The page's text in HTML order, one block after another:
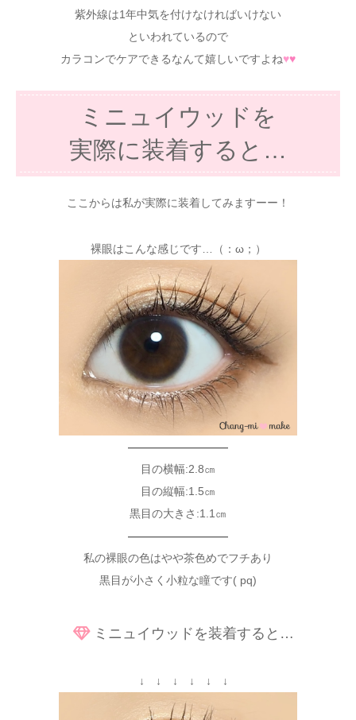
紫外線は1年中気を付けなければいけない
といわれているので
カラコンでケアできるなんて嬉しいですよね♥♥
ミニュイウッドを
実際に装着すると…
ここからは私が実際に装着してみますーー！
裸眼はこんな感じです…（：ω；）
—————————
目の横幅:2.8㎝
目の縦幅:1.5㎝
黒目の大きさ:1.1㎝
—————————
私の裸眼の色はやや茶色めでフチあり
黒目が小さく小粒な瞳です( pq)
ミニュイウッドを装着すると…
↓ ↓ ↓ ↓ ↓ ↓